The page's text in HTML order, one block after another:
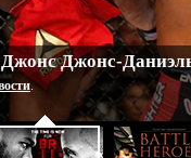
Джонс-
.